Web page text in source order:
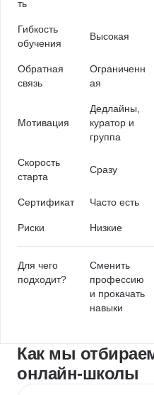
ть
Гибкость
обучения
Высокая
Обратная
связь
Ограниченн
ая
Мотивация
Дедлайны,
куратор и
группа
Скорость
старта
Сразу
Сертификат Часто есть
Риски Низкие
Для чего
подходит?
Сменить
профессию
и прокачать
навыки
Как мы
онлайн-школы